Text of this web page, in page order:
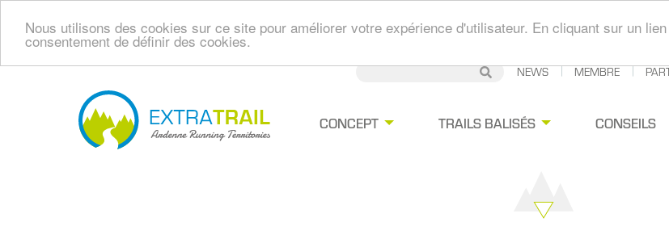
Nous utilisons des cookies sur ce site pour améliorer votre expérience d'utilisateur. En cliquant sur un
consentement de définir des cookies.
Aller
Navigation
CONCEPT TRAILS BALISÉS CONSEILS
Rechercher
Secondary
NEWS MEMBRE